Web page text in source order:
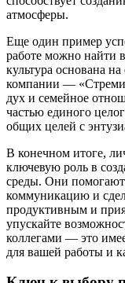
атмосферы.
Еще один пример
работе можно найти
культура основана
компании —
дух и семейное
частью единого
общих целей с
В конечном итоге,
ключевую роль в
среды. Они помогают
коммуникацию и
продуктивным и
упускайте
коллегами — это
для вашей работы и